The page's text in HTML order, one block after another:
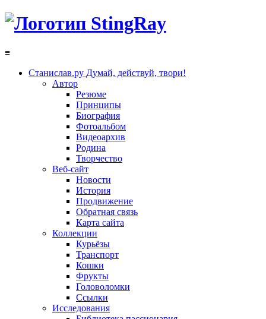
≡
Станислав.ру Думай, действуй, твори!
Автор
Резюме
Принципы
Биография
Фотоальбом
Видеоархив
Родина
Творчество
Веб-сайт
Новости
История
Продвижение
Обратная связь
Карта сайта
Коллекции
Курьёзы
Транспорт
Кошки
Фрукты
Головоломки
Ссылки
Исследования